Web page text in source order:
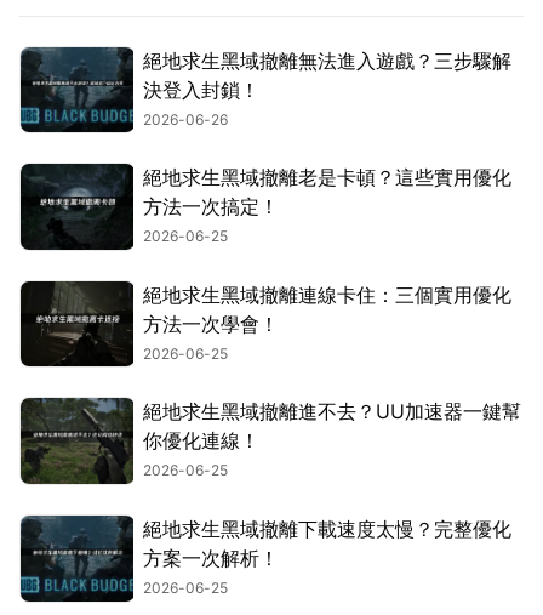
絕地求生黑域撤離無法進入遊戲？三步驟解
決登入封鎖！
2026-06-26
絕地求生黑域撤離老是卡頓？這些實用優化
方法一次搞定！
2026-06-25
絕地求生黑域撤離連線卡住：三個實用優化
方法一次學會！
2026-06-25
絕地求生黑域撤離進不去？UU加速器一鍵幫
你優化連線！
2026-06-25
絕地求生黑域撤離下載速度太慢？完整優化
方案一次解析！
2026-06-25